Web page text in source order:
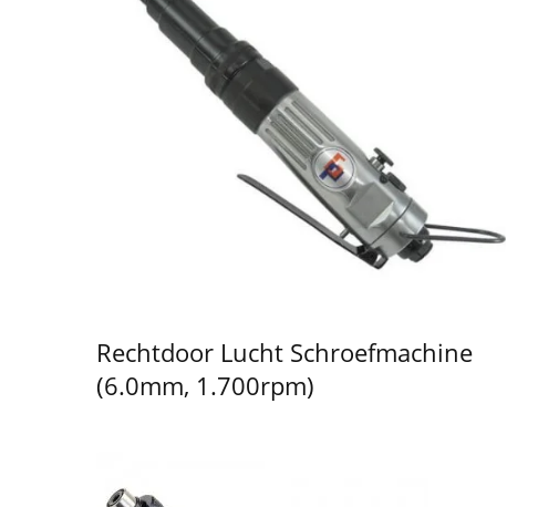
Rechtdoor Lucht Schroefmachine
(6.0mm, 1.700rpm)